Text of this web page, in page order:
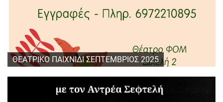
ΘΕΑΤΡΙΚΟ ΠΑΙΧΝΙΔΙ ΣΕΠΤΕΜΒΡΙΟΣ 2025